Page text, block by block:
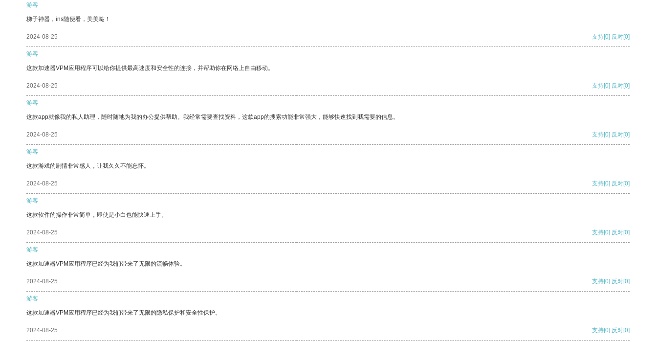
游客
梯子神器，ins随便看，美美哒！
2024-08-25 支持[0] 反对[0]
游客
这款加速器VPM应用程序可以给你提供最高速度和安全性的连接，并帮助你在网络上自由移动。
2024-08-25 支持[0] 反对[0]
游客
这款app就像我的私人助理，随时随地为我的办公提供帮助。我经常需要查找资料，这款app的搜索功能非常强大，能够快速找到我需要的信息。
2024-08-25 支持[0] 反对[0]
游客
这款游戏的剧情非常感人，让我久久不能忘怀。
2024-08-25 支持[0] 反对[0]
游客
这款软件的操作非常简单，即使是小白也能快速上手。
2024-08-25 支持[0] 反对[0]
游客
这款加速器VPM应用程序已经为我们带来了无限的流畅体验。
2024-08-25 支持[0] 反对[0]
游客
这款加速器VPM应用程序已经为我们带来了无限的隐私保护和安全性保护。
2024-08-25 支持[0] 反对[0]